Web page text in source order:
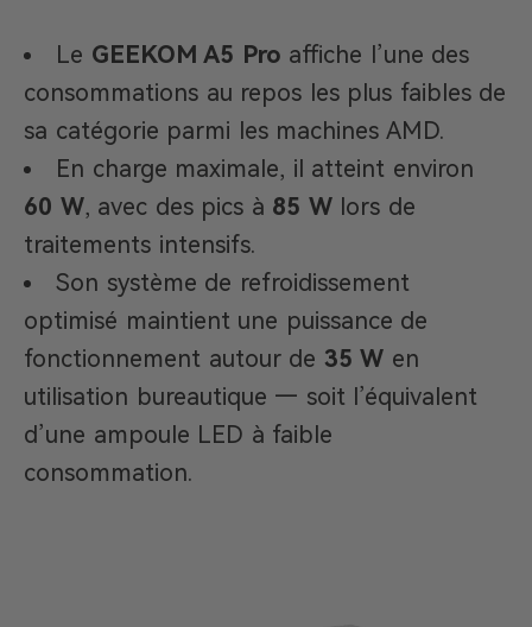
Le GEEKOM A5 Pro affiche l’une des
consommations au repos les plus faibles de
sa catégorie parmi les machines AMD.
En charge maximale, il atteint environ
60 W, avec des pics à 85 Wlors de
traitements intensifs.
Son système de refroidissement
optimisé maintient une puissance de
fonctionnement autour de 35 W en
utilisation bureautique — soit l’équivalent
d’une ampoule LED à faible
consommation.